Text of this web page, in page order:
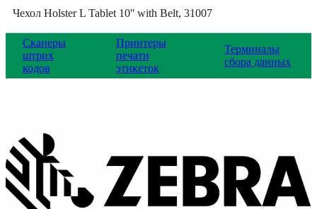
Чехол Holster L Tablet 10'' with Belt, 31007
Сканеры
штрих
кодов
Принтеры
печати
этикеток
Терминалы
сбора данных